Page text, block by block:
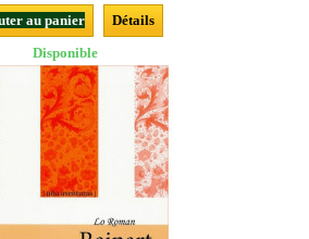
au panier
Détails
Disponible